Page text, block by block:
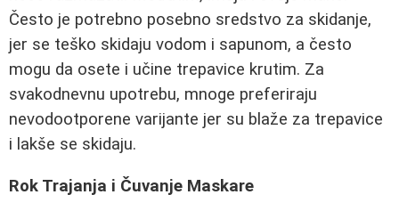
Često je potrebno posebno sredstvo za skidanje,
jer se teško skidaju vodom i sapunom, a često
mogu da osete i učine trepavice krutim. Za
svakodnevnu upotrebu, mnoge preferiraju
nevodootporene varijante jer su blaže za trepavice
i lakše se skidaju.
Rok Trajanja i Čuvanje Maskare